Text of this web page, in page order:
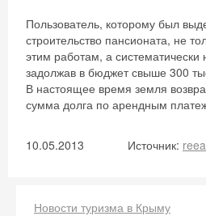
Пользователь, которому был
строительство пансионата, не
этим работам, а
задолжав в бюджет свыше 300
В настоящее время земля
сумма долга по арендным
10.05.2013 Источник:
Новости туризма в Крыму